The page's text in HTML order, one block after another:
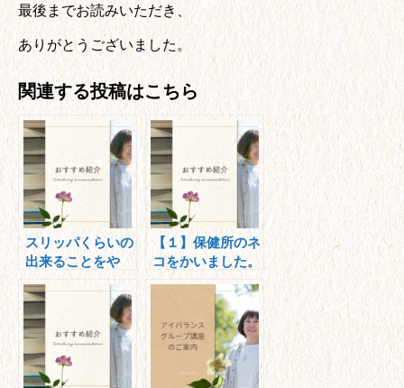
最後までお読みいただき、
ありがとうございました。
関連する投稿はこちら
スリッパくらいの
出来ることをや
る。
【１】保健所のネ
コをかいました。
～こんな団体知っ
てますか？～